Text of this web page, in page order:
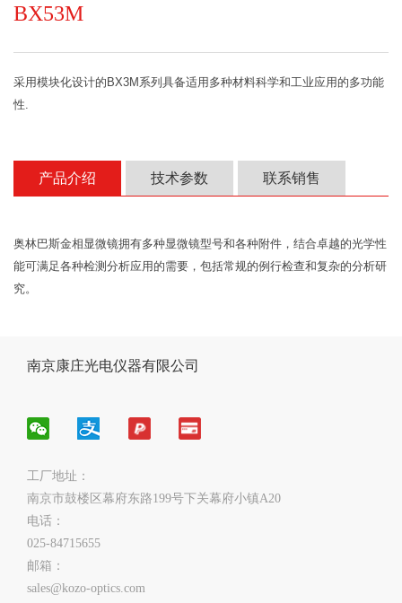
BX53M
采用模块化设计的BX3M系列具备适用多种材料科学和工业应用的多功能
性.
产品介绍 技术参数 联系销售
奥林巴斯金相显微镜拥有多种显微镜型号和各种附件，结合卓越的光学性
能可满足各种检测分析应用的需要，包括常规的例行检查和复杂的分析研
究。
南京康庄光电仪器有限公司
工厂地址：
南京市鼓楼区幕府东路199号下关幕府小镇A20
电话：
025-84715655
邮箱：
sales@kozo-optics.com